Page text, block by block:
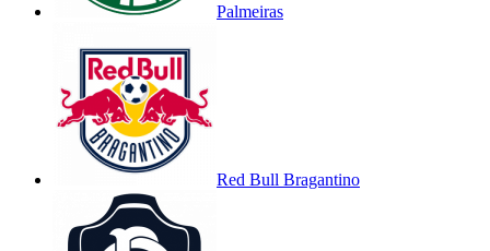
Palmeiras
Red Bull Bragantino